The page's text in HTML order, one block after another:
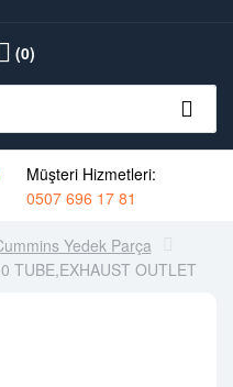
(0)
Müşteri Hizmetleri:
0507 696 17 81
Yedek Parça
TUBE,EXHAUST OUTLET